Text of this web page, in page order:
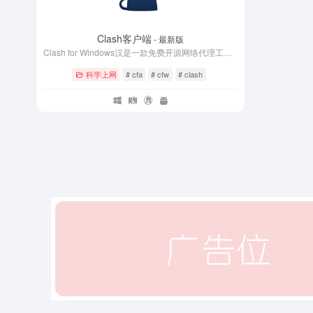
Clash客户端- 最新版
科学上网 # cfa # cfw # clash